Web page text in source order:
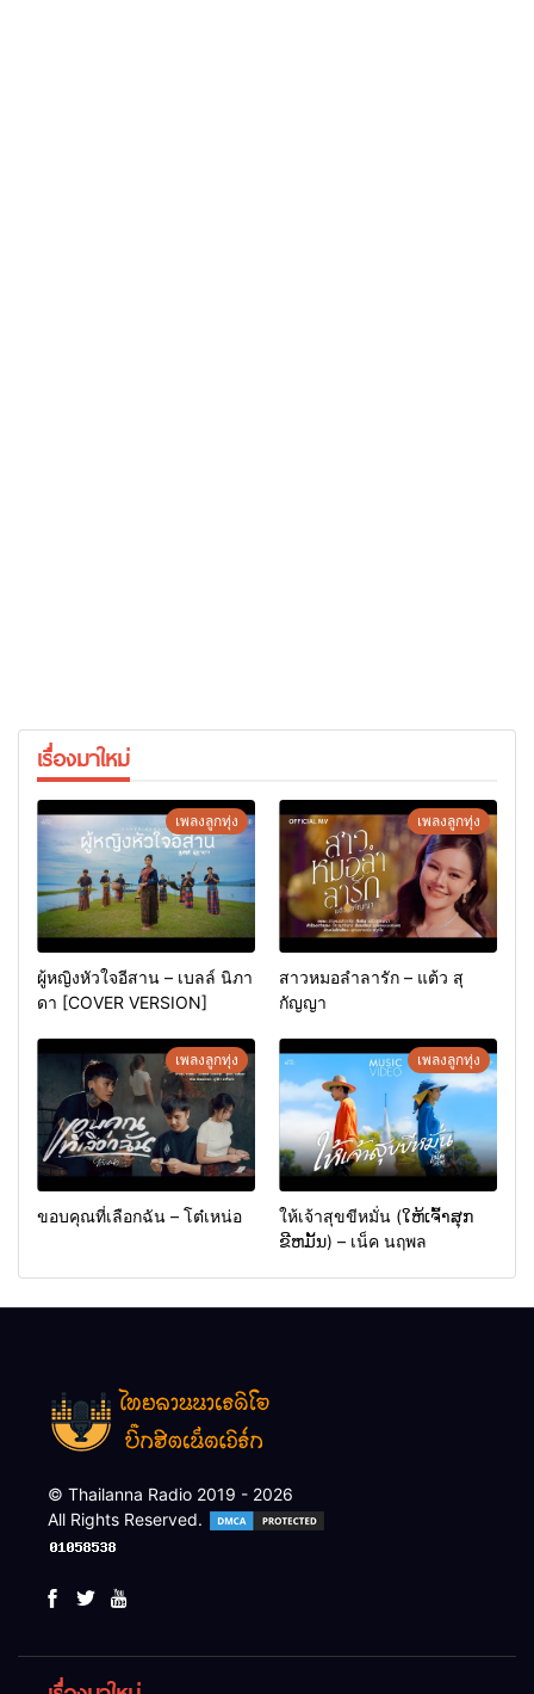
เรื่องมาใหม่
เพลงลูกทุ่ง
ผู้หญิงหัวใจอีสาน – เบลล์ นิภา
ดา [COVER VERSION]
เพลงลูกทุ่ง
สาวหมอลำลารัก – แต้ว สุ
กัญญา
เพลงลูกทุ่ง
ขอบคุณที่เลือกฉัน – โต๋เหน่อ
เพลงลูกทุ่ง
ให้เจ้าสุขขีหมั่น (ໃຫ້ເຈົ້າສຸກ
ຂີຫມັ້ນ) – เน็ค นฤพล
© Thailanna Radio 2019 - 2026
All Rights Reserved.